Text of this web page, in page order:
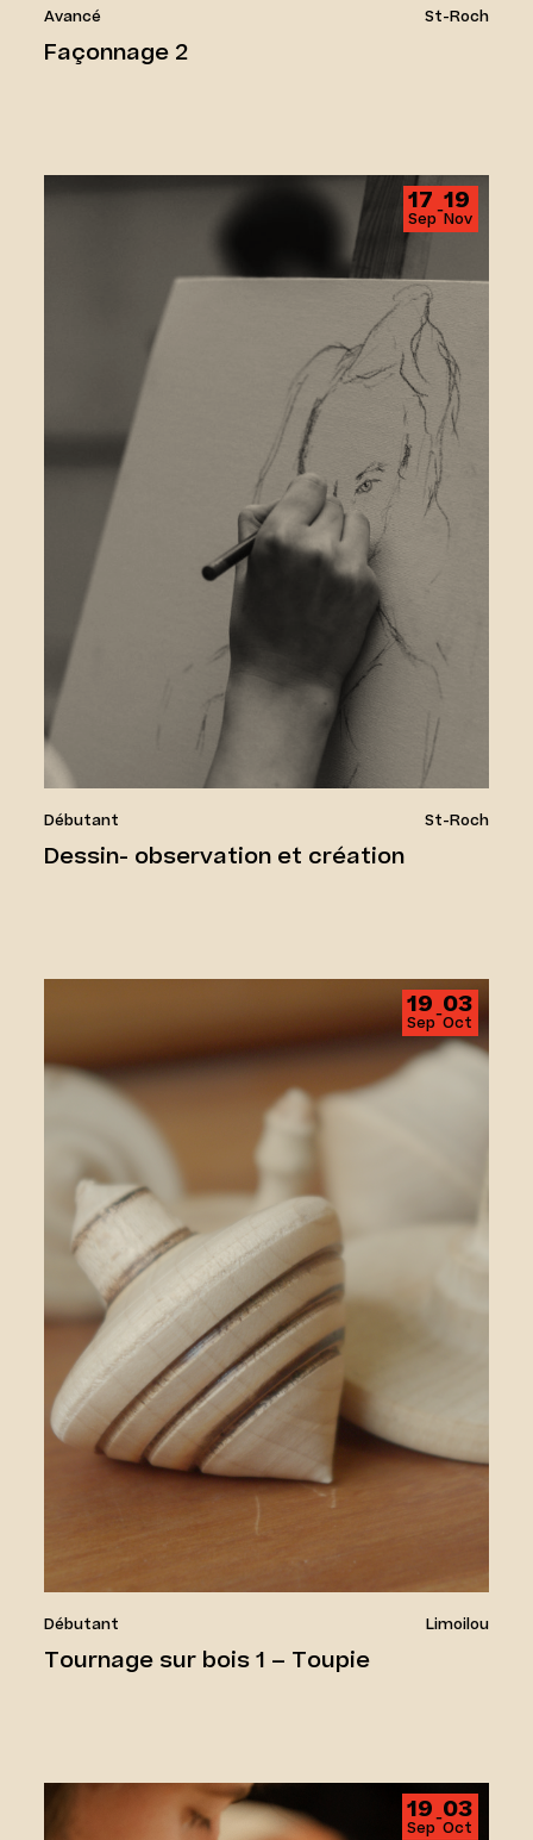
Avancé St-Roch
Façonnage 2
17
Sep‑19
Nov
Débutant St-Roch
Dessin- observation et création
Dessin- observation et création
19
Sep‑03
Oct
Débutant Limoilou
Tournage sur bois 1 – Toupie
19
Sep‑03
Oct
La broderie sous toutes ses formes